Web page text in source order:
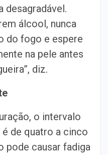
desagradável.
álcool, nunca
do fogo e espere
na pele antes
diz.
o intervalo
é de quatro a cinco
pode causar fadiga